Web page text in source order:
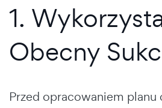
1.
Obecny
Przed opracowaniem planu